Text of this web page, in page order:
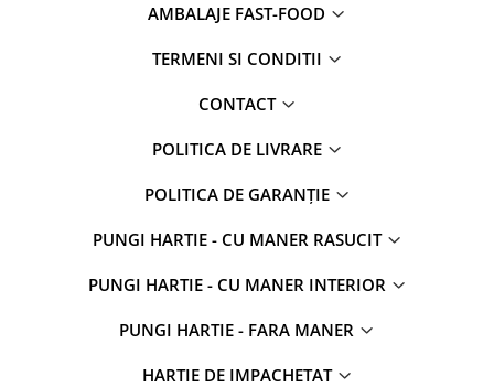
AMBALAJE FAST-FOOD
TERMENI SI CONDITII
CONTACT
POLITICA DE LIVRARE
POLITICA DE GARANȚIE
PUNGI HARTIE - CU MANER RASUCIT
PUNGI HARTIE - CU MANER INTERIOR
PUNGI HARTIE - FARA MANER
HARTIE DE IMPACHETAT